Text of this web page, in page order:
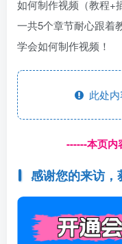
一共5个章节耐心跟着
学会如何制作视频！
此处内
------本页内
感谢您的来访，